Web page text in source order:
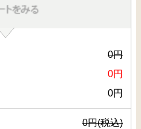
0円
0円
0円
0円(税込)